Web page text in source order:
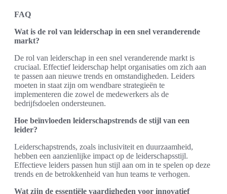
FAQ
Wat is de rol van leiderschap in een snel veranderende
markt?
De rol van leiderschap in een snel veranderende markt is
cruciaal. Effectief leiderschap helpt organisaties om zich aan
te passen aan nieuwe trends en omstandigheden. Leiders
moeten in staat zijn om wendbare strategieën te
implementeren die zowel de medewerkers als de
bedrijfsdoelen ondersteunen.
Hoe beïnvloeden leiderschapstrends de stijl van een
leider?
Leiderschapstrends, zoals inclusiviteit en duurzaamheid,
hebben een aanzienlijke impact op de leiderschapsstijl.
Effectieve leiders passen hun stijl aan om in te spelen op deze
trends en de betrokkenheid van hun teams te verhogen.
Wat zijn de essentiële vaardigheden voor innovatief